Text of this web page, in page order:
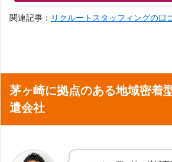
関連記事： リクルートスタッフィングの口
茅ヶ崎に拠点のある地域密着
遣会社